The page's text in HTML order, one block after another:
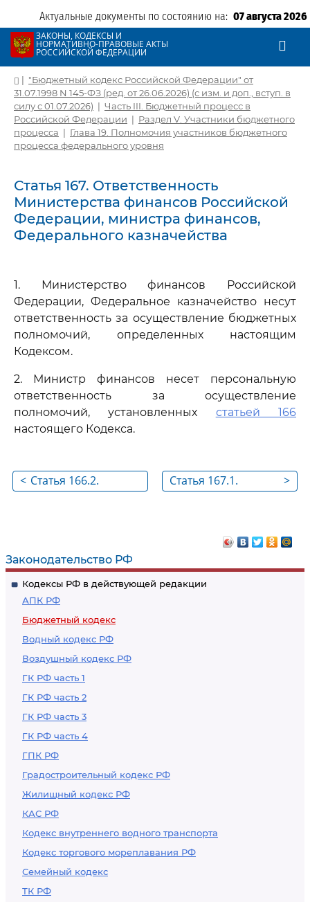
Актуальные документы по состоянию на: 07 августа 2026
ЗАКОНЫ, КОДЕКСЫ И
НОРМАТИВНО-ПРАВОВЫЕ АКТЫ
РОССИЙСКОЙ ФЕДЕРАЦИИ
Законодательство РФ
Кодексы РФ в действующей редакции
АПК РФ
Бюджетный кодекс
Водный кодекс РФ
Воздушный кодекс РФ
ГК РФ часть 1
ГК РФ часть 2
ГК РФ часть 3
ГК РФ часть 4
ГПК РФ
Градостроительный кодекс РФ
Жилищный кодекс РФ
КАС РФ
Кодекс внутреннего водного транспорта
Кодекс торгового мореплавания РФ
Семейный кодекс
ТК РФ
| "Бюджетный кодекс Российской Федерации" от
31.07.1998 N 145-ФЗ (ред. от 26.06.2026) (с изм. и доп., вступ. в
силу с 01.07.2026) | Часть III. Бюджетный процесс в
Российской Федерации | Раздел V. Участники бюджетного
процесса | Глава 19. Полномочия участников бюджетного
процесса федерального уровня
Статья 167. Ответственность
Министерства финансов Российской
Федерации, министра финансов,
Федерального казначейства
1. Министерство финансов Российской
Федерации, Федеральное казначейство несут
ответственность за осуществление бюджетных
полномочий, определенных настоящим
Кодексом.
2. Министр финансов несет персональную
ответственность за осуществление
полномочий, установленных статьей 166
настоящего Кодекса.
< Статья 166.2.
>
Статья 167.1.
Счетной палаты
Российской
Федерации